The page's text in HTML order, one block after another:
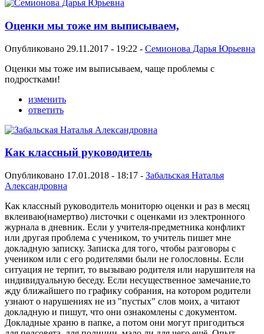
Оценки мы тоже им выписываем,
Опубликовано 29.11.2017 - 19:22 - Семионова Дарья Юрьевна
Оценки мы тоже им выписываем, чаще проблемы с
подростками!
изменить
ответить
Как классный руководитель
Опубликовано 17.01.2018 - 18:17 - Забальская Наталья
Александровна
Как классный руководитель мониторю оценки и раз в месяц
вклеиваю(намертво) листочки с оценками из электронного
журнала в дневник. Если у учителя-предметника конфликт
или другая проблема с учеником, то учитель пишет мне
докладную записку. Записка для того, чтобы разговоры с
учеником или с его родителями были не голословны. Если
ситуация не терпит, то вызываю родителя или нарушителя на
индивидуальную беседу. Если несущественное замечание,то
жду ближайшего по графику собрания, на котором родители
узнают о нарушениях не из "пустых" слов моих, а читают
докладную и пишут, что они ознакомлены с документом.
Докладные храню в папке, а потом они могут пригодиться